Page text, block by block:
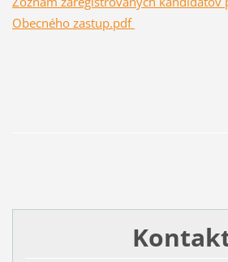
Obecného zastup.pdf